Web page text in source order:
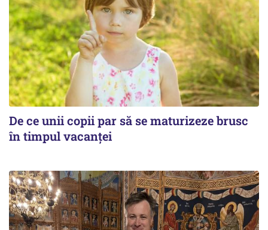
De ce unii copii par să se maturizeze brusc
în timpul vacanței